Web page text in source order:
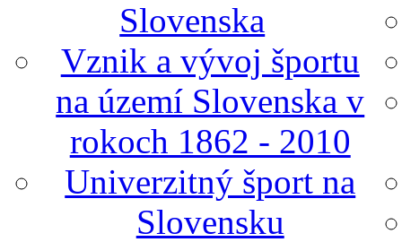
Slovenska
Vznik a vývoj športu
na území Slovenska v
rokoch 1862 - 2010
Univerzitný šport na
Slovensku